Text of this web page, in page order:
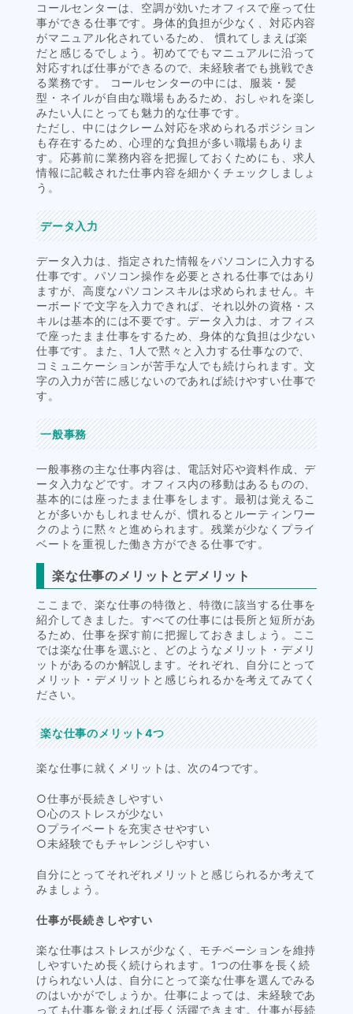
コールセンターは、空調が効いたオフィスで座って仕
事ができる仕事です。身体的負担が少なく、対応内容
がマニュアル化されているため、 慣れてしまえば楽
だと感じるでしょう。初めてでもマニュアルに沿って
対応すれば仕事ができるので、未経験者でも挑戦でき
る業務です。 コールセンターの中には、服装・髪
型・ネイルが自由な職場もあるため、おしゃれを楽し
みたい人にとっても魅力的な仕事です。
ただし、中にはクレーム対応を求められるポジション
も存在するため、心理的な負担が多い職場もありま
す。応募前に業務内容を把握しておくためにも、求人
情報に記載された仕事内容を細かくチェックしましょ
う。
データ入力
データ入力は、指定された情報をパソコンに入力する
仕事です。パソコン操作を必要とされる仕事ではあり
ますが、高度なパソコンスキルは求められません。キ
ーボードで文字を入力できれば、それ以外の資格・ス
キルは基本的には不要です。データ入力は、オフィス
で座ったまま仕事をするため、身体的な負担は少ない
仕事です。また、1人で黙々と入力する仕事なので、
コミュニケーションが苦手な人でも続けられます。文
字の入力が苦に感じないのであれば続けやすい仕事で
す。
一般事務
一般事務の主な仕事内容は、電話対応や資料作成、デ
ータ入力などです。オフィス内の移動はあるものの、
基本的には座ったまま仕事をします。最初は覚えるこ
とが多いかもしれませんが、慣れるとルーティンワー
クのように黙々と進められます。残業が少なくプライ
ベートを重視した働き方ができる仕事です。
楽な仕事のメリットとデメリット
ここまで、楽な仕事の特徴と、特徴に該当する仕事を
紹介してきました。すべての仕事には長所と短所があ
るため、仕事を探す前に把握しておきましょう。ここ
では楽な仕事を選ぶと、どのようなメリット・デメリ
ットがあるのか解説します。それぞれ、自分にとって
メリット・デメリットと感じられるかを考えてみてく
ださい。
楽な仕事のメリット4つ
楽な仕事に就くメリットは、次の4つです。
○仕事が長続きしやすい
○心のストレスが少ない
○プライベートを充実させやすい
○未経験でもチャレンジしやすい
自分にとってそれぞれメリットと感じられるか考えて
みましょう。
仕事が長続きしやすい
楽な仕事はストレスが少なく、モチベーションを維持
しやすいため長く続けられます。1つの仕事を長く続
けられない人は、自分にとって楽な仕事を選んでみる
のはいかがでしょうか。仕事によっては、未経験であ
っても仕事を覚えれば長く活躍できます。仕事が長続